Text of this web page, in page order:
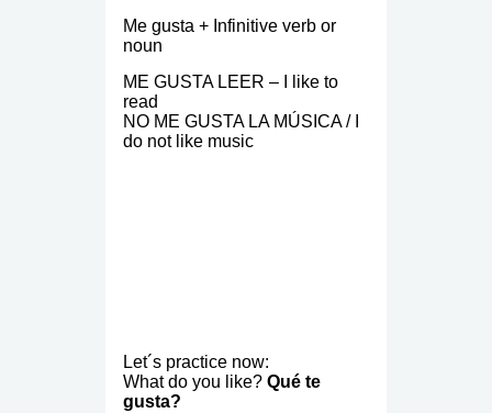
Me gusta + Infinitive verb or
noun
ME GUSTA LEER – I like to
read
NO ME GUSTA LA MÚSICA / I
do not like music
Let´s practice now:
What do you like? Qué te
gusta?